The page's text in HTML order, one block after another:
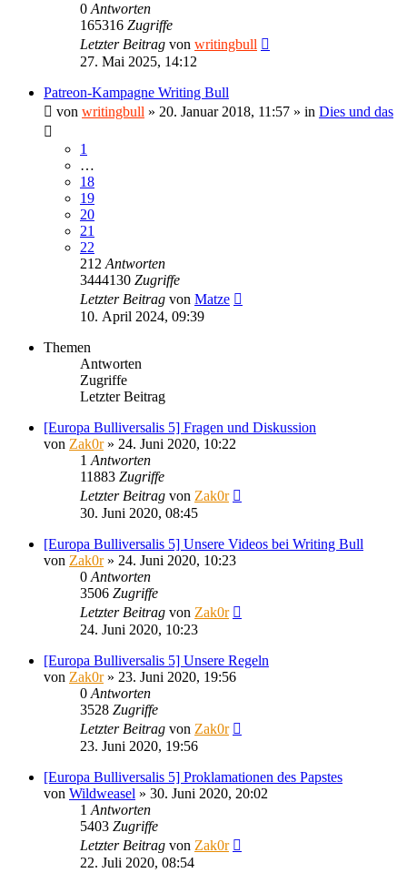
0 Antworten
165316 Zugriffe
Letzter Beitrag von writingbull
27. Mai 2025, 14:12
Patreon-Kampagne Writing Bull
von writingbull » 20. Januar 2018, 11:57 » in Dies und das
1
…
18
19
20
21
22
212 Antworten
3444130 Zugriffe
Letzter Beitrag von Matze
10. April 2024, 09:39
Themen
Antworten
Zugriffe
Letzter Beitrag
[Europa Bulliversalis 5] Fragen und Diskussion
von Zak0r» 24. Juni 2020, 10:22
1 Antworten
11883 Zugriffe
Letzter Beitrag von Zak0r
30. Juni 2020, 08:45
[Europa Bulliversalis 5] Unsere Videos bei Writing Bull
von Zak0r» 24. Juni 2020, 10:23
0 Antworten
3506 Zugriffe
Letzter Beitrag von Zak0r
24. Juni 2020, 10:23
[Europa Bulliversalis 5] Unsere Regeln
von Zak0r» 23. Juni 2020, 19:56
0 Antworten
3528 Zugriffe
Letzter Beitrag von Zak0r
23. Juni 2020, 19:56
[Europa Bulliversalis 5] Proklamationen des Papstes
von Wildweasel » 30. Juni 2020, 20:02
1 Antworten
5403 Zugriffe
Letzter Beitrag von Zak0r
22. Juli 2020, 08:54